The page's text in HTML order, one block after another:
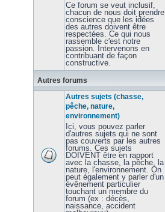
Ce forum se veut inclusif,
chacun de nous doit prendre
conscience que les idées
des autres doivent être
respectées. Ce qui nous
rassemble c'est notre
passion. Intervenons en
contribuant de façon
constructive.
Autres forums
Autres sujets (chasse,
pêche, nature,
environnement)
Ici, vous pouvez parler
d'autres sujets qui ne sont
pas couverts par les autres
forums. Ces sujets
DOIVENT être en rapport
avec la chasse, la pêche, la
nature, l'environnement. On
peut également y parler d'un
évênement particulier
touchant un membre du
forum (ex : décès,
naissance, accident